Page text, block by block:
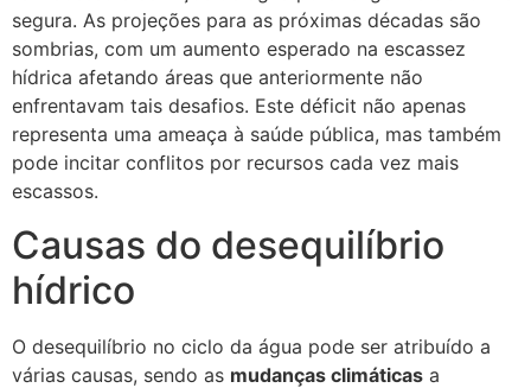
segura. As projeções para as próximas décadas são
sombrias, com um aumento esperado na escassez
hídrica afetando áreas que anteriormente não
enfrentavam tais desafios. Este déficit não apenas
representa uma ameaça à saúde pública, mas também
pode incitar conflitos por recursos cada vez mais
escassos.
Causas do desequilíbrio
hídrico
O desequilíbrio no ciclo da água pode ser atribuído a
várias causas, sendo as mudanças climáticas a